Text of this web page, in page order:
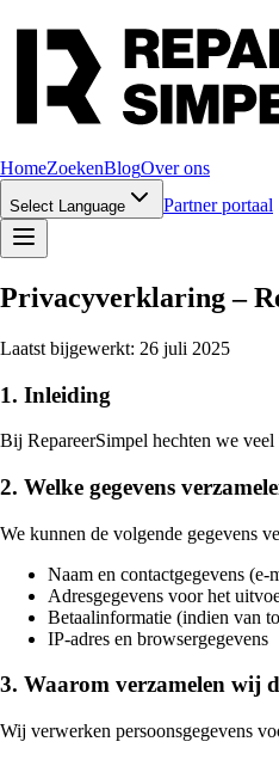
HomeZoekenBlogOver ons
Select Language Partner portaal
Privacyverklaring –
Laatst bijgewerkt: 26 juli 2025
1. Inleiding
Bij RepareerSimpel hechten we
2. Welke gegevens
We kunnen de volgende gegevens
Naam en contactgegevens
Adresgegevens voor het
Betaalinformatie (indien van
IP-adres en browsergegevens
3. Waarom verzamelen wij
Wij verwerken persoonsgegevens